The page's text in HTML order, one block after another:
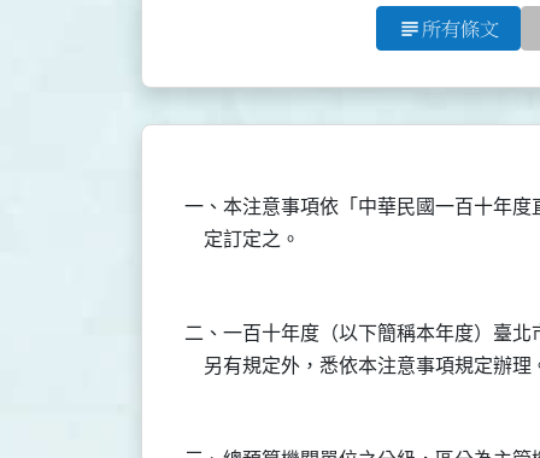
subject 所有條文
一、本注意事項依「中華民國一百十年
二、一百十年度（以下簡稱本年度）臺